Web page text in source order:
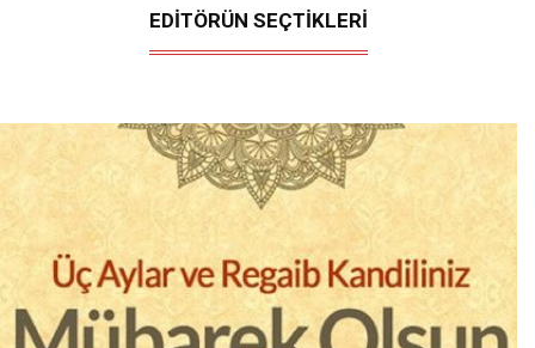
EDİTÖRÜN SEÇTİKLERİ